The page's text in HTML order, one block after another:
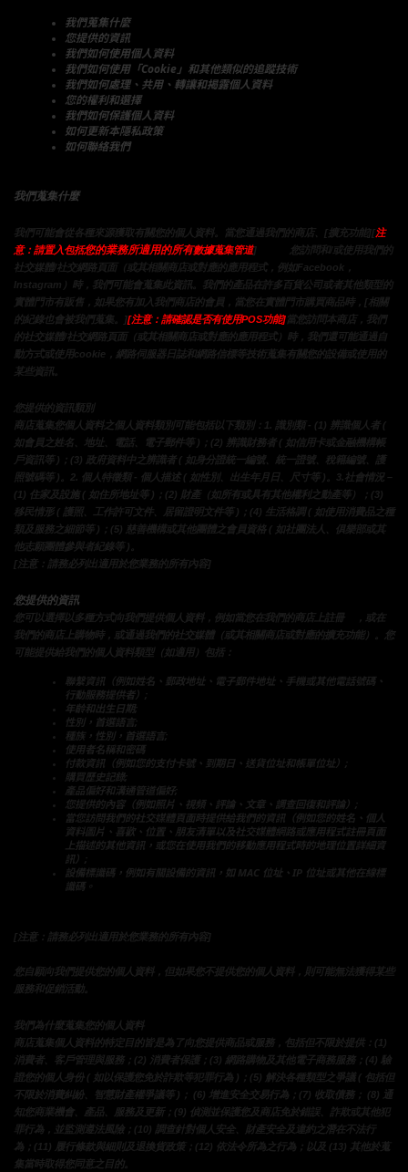
我們蒐集什麼
您提供的資訊
我們如何使用個人資料
我們如何使用「Cookie」和其他類似的追蹤技術
我們如何處理、共用、轉讓和揭露個人資料
您的權利和選擇
我們如何保護個人資料
如何更新本隱私政策
如何聯絡我們
我們蒐集什麼
我們可能會從各種來源獲取有關您的個人資料。當您通過我們的商店、[擴充功能][注
意：請置入包括您的業務所適用的所有數據蒐集管道]
您訪問和/或使用我們的
社交媒體/社交網路頁面（或其相關商店或對應的應用程式，例如Facebook，
Instagram）時，我們可能會蒐集此資訊。我們的產品在許多百貨公司或者其他類型的
實體門市有販售，如果您有加入我們商店的會員，當您在實體門市購買商品時，[相關
的紀錄也會被我們蒐集。][注意：請確認是否有使用POS功能]當您訪問本商店，我們
的社交媒體/社交網路頁面（或其相關商店或對應的應用程式）時，我們還可能通過自
動方式或使用cookie，網路伺服器日誌和網路信標等技術蒐集有關您的設備或使用的
某些資訊。
您提供的資訊類別
商店蒐集您個人資料之個人資料類別可能包括以下類別：1. 識別類 - (1) 辨識個人者 (
如會員之姓名、地址、電話、電子郵件等 )；(2) 辨識財務者 ( 如信用卡或金融機構帳
戶資訊等 )；(3) 政府資料中之辨識者 ( 如身分證統一編號、統一證號、稅籍編號、護
照號碼等 )。2. 個人特徵類 - 個人描述 ( 如性別、出生年月日、尺寸等 )。3.社會情況 –
(1) 住家及設施 ( 如住所地址等 )；(2) 財產（如所有或具有其他權利之動產等）；(3)
移民情形 ( 護照、工作許可文件、居留證明文件等 )；(4) 生活格調 ( 如使用消費品之種
類及服務之細節等 )；(5) 慈善機構或其他團體之會員資格 ( 如社團法人、俱樂部或其
他志願團體參與者紀錄等 )。
[注意：請務必列出適用於您業務的所有內容]
您提供的資訊
您可以選擇以多種方式向我們提供個人資料，例如當您在我們的商店上註冊時
，或在
我們的商店上購物時，或通過我們的社交媒體（或其相關商店或對應的擴充功能）。您
可能提供給我們的個人資料類型（如適用）包括：
聯繫資訊（例如姓名、郵政地址、電子郵件地址、手機或其他電話號碼、
行動服務提供者）;
年齡和出生日期;
性別，首選語言;
種族，性別，首選語言;
使用者名稱和密碼
付款資訊（例如您的支付卡號、到期日、送貨位址和帳單位址）;
購買歷史記錄;
產品偏好和溝通管道偏好;
您提供的內容（例如照片、視頻、評論、文章、調查回復和評論）;
當您訪問我們的社交媒體頁面時提供給我們的資訊（例如您的姓名、個人
資料圖片、喜歡、位置、朋友清單以及社交媒體網路或應用程式註冊頁面
上描述的其他資訊，或您在使用我們的移動應用程式時的地理位置詳細資
訊）;
設備標識碼，例如有關設備的資訊，如 MAC 位址、IP 位址或其他在線標
識碼。
[注意：請務必列出適用於您業務的所有內容]
您自願向我們提供您的個人資料，但如果您不提供您的個人資料，則可能無法獲得某些
服務和促銷活動。
我們為什麼蒐集您的個人資料
商店蒐集個人資料的特定目的皆是為了向您提供商品或服務，包括但不限於提供：(1)
消費者、客戶管理與服務；(2) 消費者保護；(3) 網路購物及其他電子商務服務；(4) 驗
證您的個人身份 ( 如以保護您免於詐欺等犯罪行為 )；(5) 解決各種類型之爭議 ( 包括但
不限於消費糾紛、智慧財產權爭議等 )； (6) 增進安全交易行為；(7) 收取債務； (8) 通
知您商業機會、產品、服務及更新；(9) 偵測並保護您及商店免於錯誤、詐欺或其他犯
罪行為，並監測遵法風險；(10) 調查針對個人安全、財產安全及違約之潛在不法行
為；(11) 履行條款與細則及退換貨政策；(12) 依法令所為之行為；以及 (13) 其他於蒐
集當時取得您同意之目的。